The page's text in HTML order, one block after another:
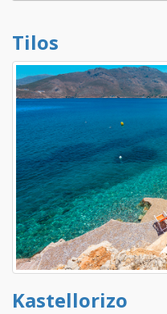
Tilos
Kastellorizo